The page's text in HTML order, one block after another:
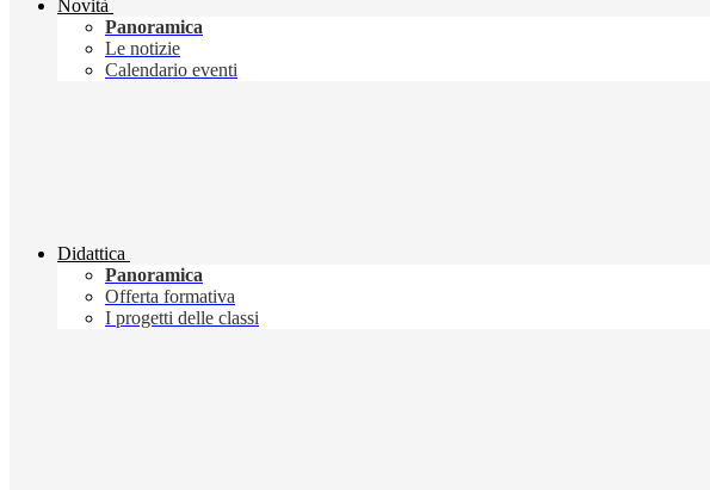
Novità
Panoramica
Le notizie
Calendario eventi
Didattica
Panoramica
Offerta formativa
I progetti delle classi